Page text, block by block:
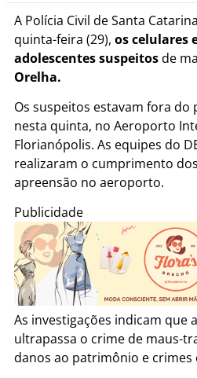
A Polícia Civil de Santa Catarina
quinta-feira (29), os celulares
adolescentes suspeitosde
Orelha.
Os suspeitos estavam fora do
nesta quinta, no Aeroporto
Florianópolis. As equipes do
realizaram o cumprimento
apreensão no aeroporto.
Publicidade
As investigações indicam que
ultrapassa o crime de maus-
danos ao patrimônio e crimes